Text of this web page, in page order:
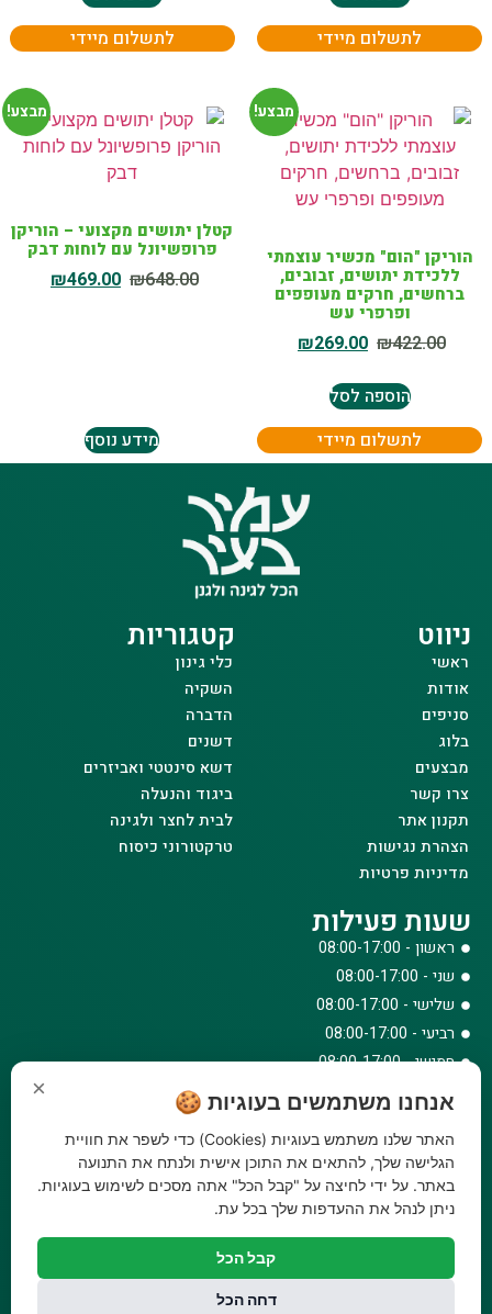
לתשלום מיידי
לתשלום מיידי
מבצע!
הוריקן "הום" מכשיר עוצמתי
ללכידת יתושים, זבובים,
ברחשים, חרקים מעופפים
ופרפרי עש
₪422.00
₪269.00
הוספה לסל
לתשלום מיידי
מבצע!
קטלן יתושים מקצועי – הוריקן
פרופשיונל עם לוחות דבק
₪648.00
₪469.00
מידע נוסף
ניווט
ראשי
אודות
סניפים
בלוג
מבצעים
צרו קשר
תקנון אתר
הצהרת נגישות
מדיניות פרטיות
קטגוריות
כלי גינון
השקיה
הדברה
דשנים
דשא סינטטי ואביזרים
ביגוד והנעלה
לבית לחצר ולגינה
טרקטורוני כיסוח
שעות פעילות
ראשון - 08:00-17:00
שני - 08:00-17:00
שלישי - 08:00-17:00
רביעי - 08:00-17:00
חמישי - 08:00-17:00
שישי - 08:00-12:30
צרו קשר
073-779-6243
וואטסאפ
amirbair@amir-agricul.co.il
× אנחנו משתמשים בעוגיות 🍪
האתר שלנו משתמש בעוגיות (Cookies) כדי לשפר את חוויית
הגלישה שלך, להתאים את התוכן אישית ולנתח את התנועה
באתר. על ידי לחיצה על "קבל הכל" אתה מסכים לשימוש בעוגיות.
ניתן לנהל את ההעדפות שלך בכל עת.
קבל הכל
דחה הכל